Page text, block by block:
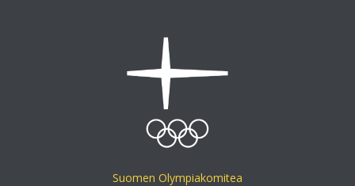
Suomen Olympiakomitea